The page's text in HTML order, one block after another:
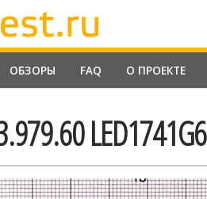
ОБЗОРЫ FAQ О ПРОЕКТЕ
LED1741G6